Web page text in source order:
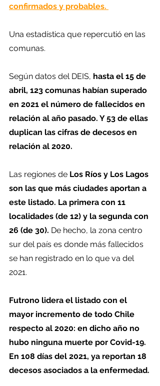
confirmados y probables.
Una estadística que repercutió en las
comunas.
Según datos del DEIS, hasta el 15 de
abril, 123 comunas habían superado
en 2021 el número de fallecidos en
relación al año pasado. Y 53 de ellas
duplican las cifras de decesos en
relación al 2020.
Las regiones de Los Ríos y Los Lagos
son las que más ciudades aportan a
este listado. La primera con 11
localidades (de 12) y la segunda con
26 (de 30). De hecho, la zona centro
sur del país es donde más fallecidos
se han registrado en lo que va del
2021.
Futrono lidera el listado con el
mayor incremento de todo Chile
respecto al 2020: en dicho año no
hubo ninguna muerte por Covid-19.
En 108 días del 2021, ya reportan 18
decesos asociados a la enfermedad.